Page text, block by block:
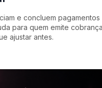
e concluem pagamentos
para quem emite cobrança
ajustar antes.